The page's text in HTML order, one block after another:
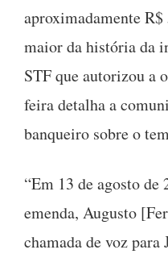
aproximadamente
maior da história da
STF que autorizou a
feira detalha a
banqueiro sobre o
“Em 13 de agosto de
emenda, Augusto
chamada de voz para